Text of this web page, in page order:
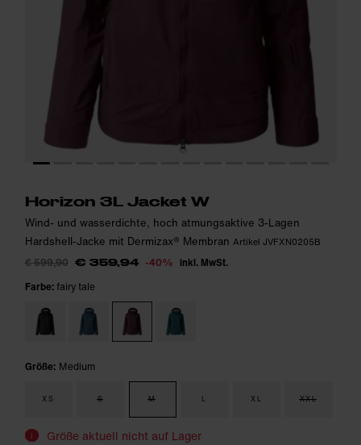
Horizon 3L Jacket W
Wind- und wasserdichte, hoch atmungsaktive 3-Lagen
Hardshell-Jacke mit Dermizax® Membran Artikel JVFXN0205B
€ 599,90 € 359,94 -40% inkl. MwSt.
Farbe: fairy tale
Größe: Medium
XS S M L XL XXL
i Größe aktuell nicht auf Lager